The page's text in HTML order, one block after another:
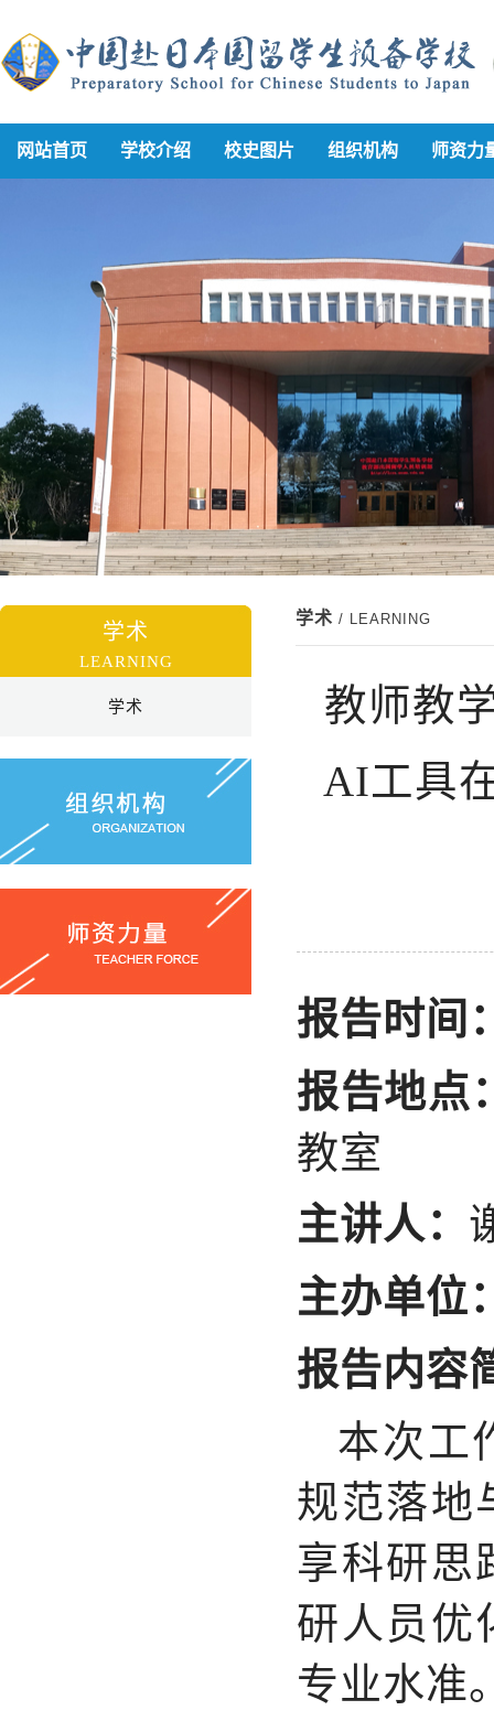
网站首页 学校介绍 校史图片 组织机构 师资力
学术
LEARNING
学术
学术 / LEARNING
教师教
AI工具
报告时间
报告地点
教室
主讲人：
主办单位
报告内容
本次工
规范落地
享科研思
研人员优
专业水准